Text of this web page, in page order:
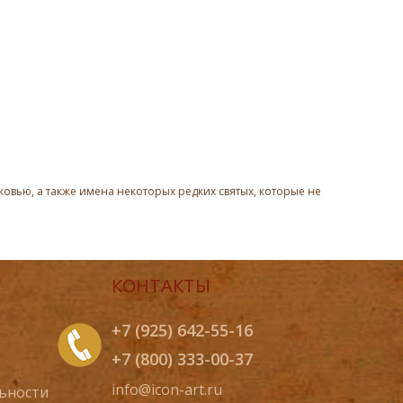
а также имена некоторых редких святых, которые не
КОНТАКТЫ
+7 (925) 642-55-16
+7 (800) 333-00-37
info@icon-art.ru